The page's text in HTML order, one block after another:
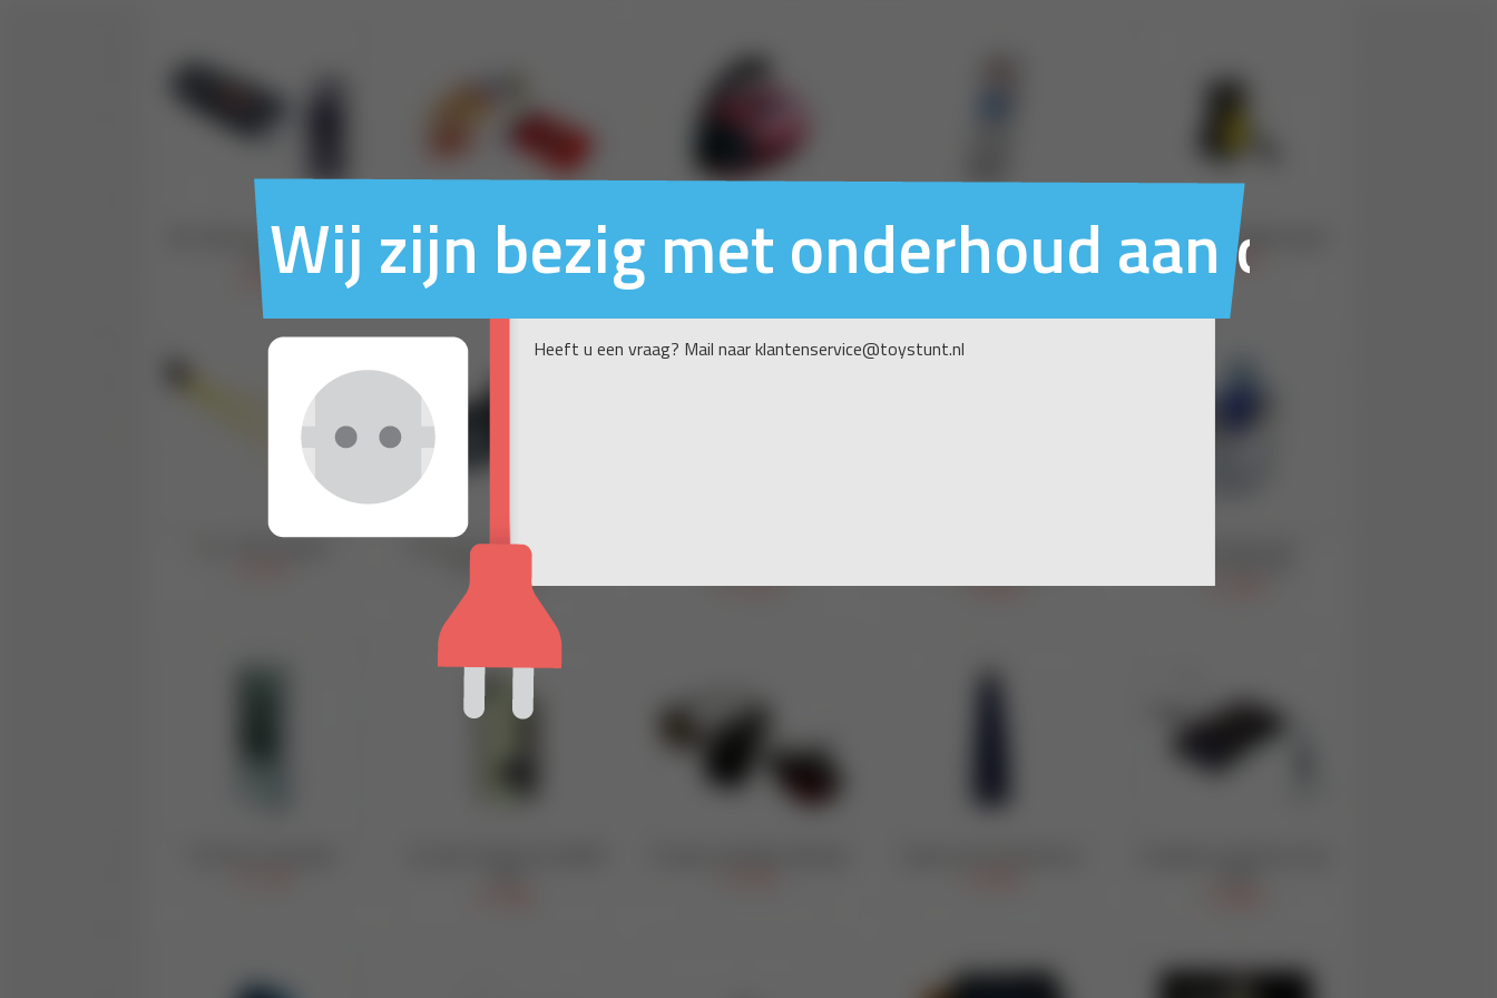
Wij zijn bezig met onderhoud aan ons
Heeft u een vraag? Mail naar klantenservice@toystunt.nl